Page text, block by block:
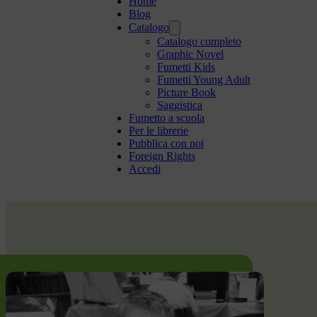
Blog
Catalogo
Catalogo completo
Graphic Novel
Fumetti Kids
Fumetti Young Adult
Picture Book
Saggistica
Fumetto a scuola
Per le librerie
Pubblica con noi
Foreign Rights
Accedi